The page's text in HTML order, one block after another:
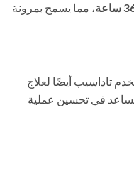
ساعة
، مما يسمح بمرونة
تاداسيب أيضًا لعلاج
في تحسين عملية